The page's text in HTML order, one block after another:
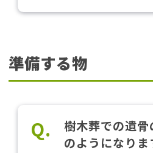
準備する物
Q.
樹木葬での遺
のようになりま